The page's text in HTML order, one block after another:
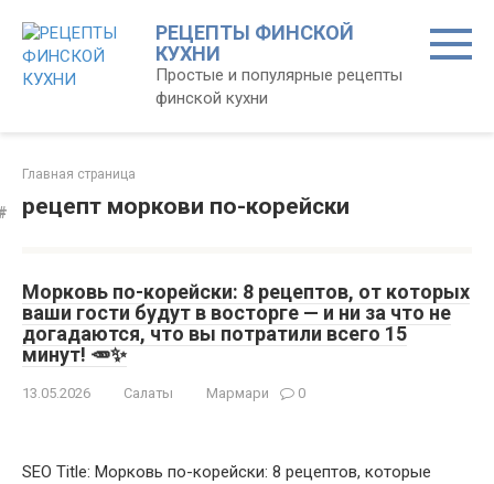
контенту
РЕЦЕПТЫ ФИНСКОЙ
КУХНИ
Простые и популярные рецепты
финской кухни
Главная страница
рецепт моркови по-корейски
Морковь по-корейски: 8 рецептов, от которых
ваши гости будут в восторге — и ни за что не
догадаются, что вы потратили всего 15
минут! 🥕✨
13.05.2026 Салаты Мармари 0
SEO Title: Морковь по-корейски: 8 рецептов, которые